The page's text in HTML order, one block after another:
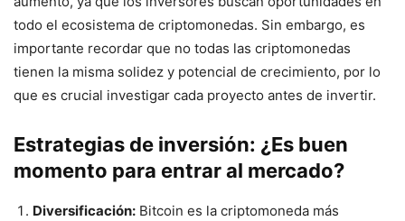
todo el ecosistema de criptomonedas. Sin embargo, es
importante recordar que no todas las criptomonedas
tienen la misma solidez y potencial de crecimiento, por lo
que es crucial investigar cada proyecto antes de invertir.
Estrategias de inversión: ¿Es buen
momento para entrar al mercado?
Diversificación: Bitcoin es la criptomoneda más